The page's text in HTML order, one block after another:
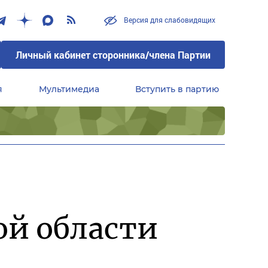
Версия для слабовидящих
Личный кабинет сторонника/члена Партии
Мультимедиа Вступить в партию
области